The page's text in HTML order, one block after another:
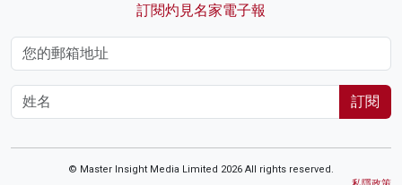
訂閱灼見名家電子報
訂閱
© Master Insight Media Limited 2026 All rights reserved.